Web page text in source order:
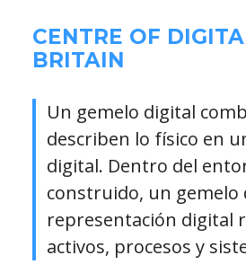
CENTRE OF
BRITAIN
Un gemelo digital
describen lo físico en
digital. Dentro del
construido, un gemelo
representación digital
activos, procesos y